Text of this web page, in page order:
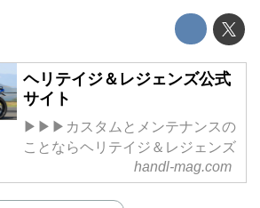
ヘリテイジ＆レジェンズ公式
サイト
▶▶▶カスタムとメンテナンスの
ことならヘリテイジ＆レジェンズ
handl-mag.com